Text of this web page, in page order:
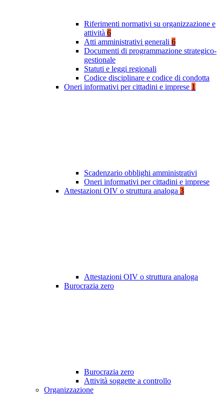
Riferimenti normativi su organizzazione e
attività 6
Atti amministrativi generali 6
Documenti di programmazione strategico-
gestionale
Statuti e leggi regionali
Codice disciplinare e codice di condotta
Oneri informativi per cittadini e imprese 1
Scadenzario obblighi amministrativi
Oneri informativi per cittadini e imprese
Attestazioni OIV o struttura analoga 3
Attestazioni OIV o struttura analoga
Burocrazia zero
Burocrazia zero
Attività soggette a controllo
Organizzazione